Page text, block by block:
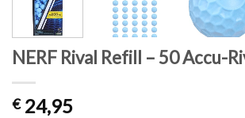
NERF Rival Refill – 50 Accu-
€24,95